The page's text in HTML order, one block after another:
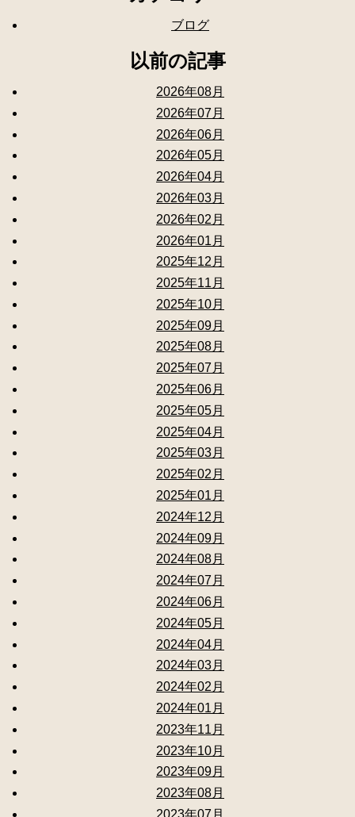
ブログ
以前の記事
2026年08月
2026年07月
2026年06月
2026年05月
2026年04月
2026年03月
2026年02月
2026年01月
2025年12月
2025年11月
2025年10月
2025年09月
2025年08月
2025年07月
2025年06月
2025年05月
2025年04月
2025年03月
2025年02月
2025年01月
2024年12月
2024年09月
2024年08月
2024年07月
2024年06月
2024年05月
2024年04月
2024年03月
2024年02月
2024年01月
2023年11月
2023年10月
2023年09月
2023年08月
2023年07月